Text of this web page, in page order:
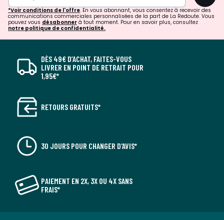
*Voir conditions de l'offre. En vous abonnant, vous consentez à recevoir des
communications commerciales personnalisées de la part de La Redoute. Vous
pouvez vous désabonner à tout moment. Pour en savoir plus, consultez
notre politique de confidentialité.
DÈS 49€ D’ACHAT, FAITES-VOUS
LIVRER EN POINT DE RETRAIT POUR
1,95€*
RETOURS GRATUITS*
30 JOURS POUR CHANGER D'AVIS*
PAIEMENT EN 2X, 3X OU 4X SANS
FRAIS*